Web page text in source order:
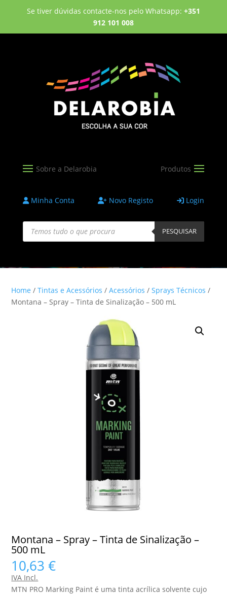
Se tiver dúvidas contacte-nos pelo Whatsapp: +351
912 101 008
Minha Conta Novo Registo Login
Products
search PESQUISAR
Home /Tintas e Acessórios /Acessórios /Sprays Técnicos /
Montana – Spray – Tinta de Sinalização – 500 mL
Montana – Spray – Tinta de Sinalização –
500 mL
10,63€
IVA Incl.
MTN PRO Marking Paint é uma tinta acrílica solvente cujo